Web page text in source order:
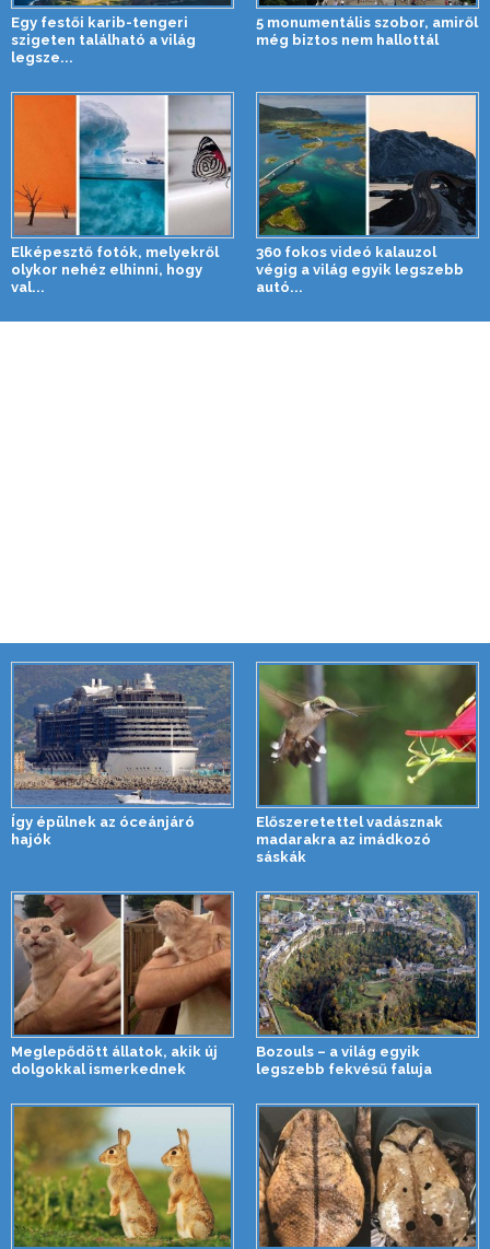
Egy festői karib-tengeri
szigeten található a világ
legsze...
5 monumentális szobor, amiről
még biztos nem hallottál
Elképesztő fotók, melyekről
olykor nehéz elhinni, hogy
val...
360 fokos videó kalauzol
végig a világ egyik legszebb
autó...
Így épülnek az óceánjáró
hajók
Előszeretettel vadásznak
madarakra az imádkozó
sáskák
Meglepődött állatok, akik új
dolgokkal ismerkednek
Bozouls – a világ egyik
legszebb fekvésű faluja